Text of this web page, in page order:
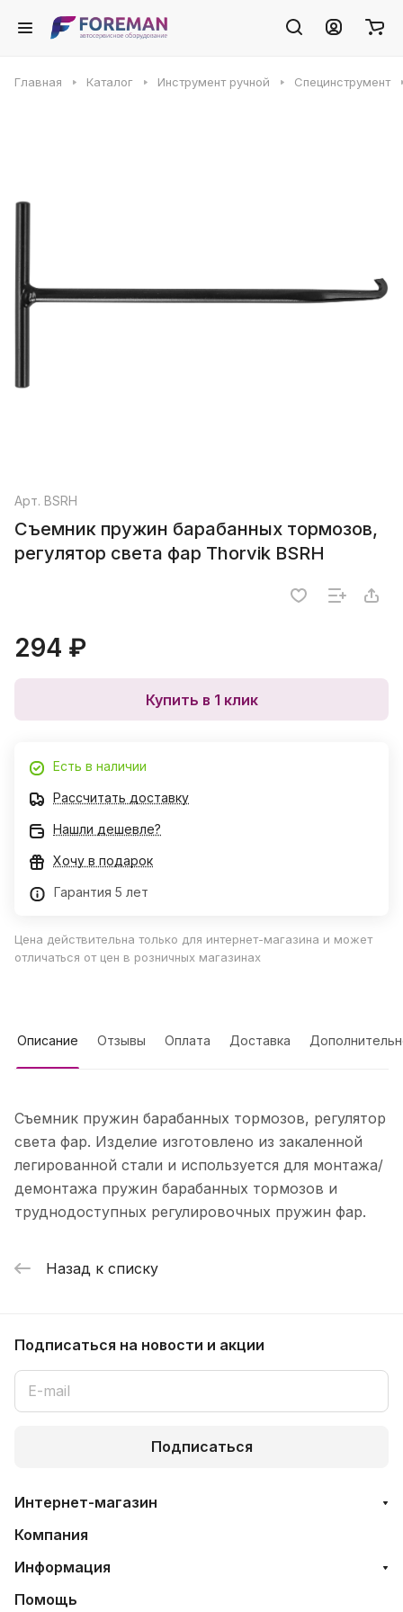
Главная Каталог Инструмент ручной Специнструмент
Арт. BSRH
Съемник пружин барабанных тормозов,
регулятор света фар Thorvik BSRH
294 ₽
Купить в 1 клик
Есть в наличии
Рассчитать доставку
Нашли дешевле?
Хочу в подарок
Гарантия 5 лет
Цена действительна только для интернет-магазина и может
отличаться от цен в розничных магазинах
Описание Отзывы Оплата Доставка
Съемник пружин барабанных тормозов, регулятор
света фар. Изделие изготовлено из закаленной
легированной стали и используется для монтажа/
демонтажа пружин барабанных тормозов и
труднодоступных регулировочных пружин фар.
Назад к списку
Подписаться на новости и акции
Подписаться
Интернет-магазин
Компания
Информация
Помощь